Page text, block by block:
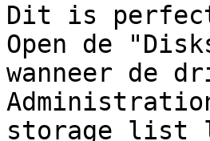
Dit is
Open de
wanneer de
storage list